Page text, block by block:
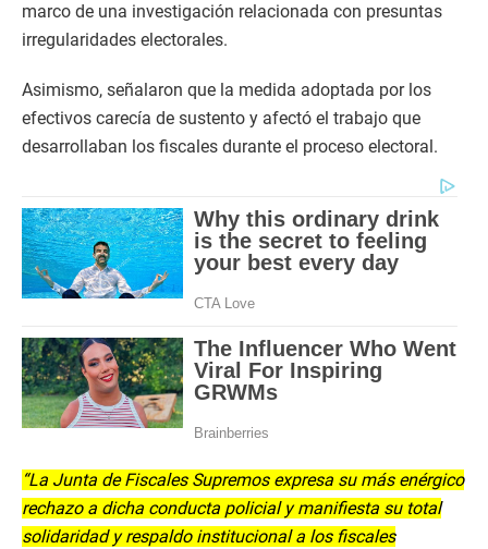
marco de una investigación relacionada con presuntas
irregularidades electorales.
Asimismo, señalaron que la medida adoptada por los
efectivos carecía de sustento y afectó el trabajo que
desarrollaban los fiscales durante el proceso electoral.
“La Junta de Fiscales Supremos expresa su más enérgico
rechazo a dicha conducta policial y manifiesta su total
solidaridad y respaldo institucional a los fiscales